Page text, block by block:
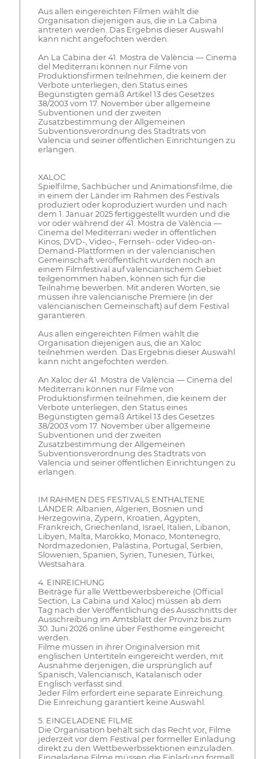
Aus allen eingereichten Filmen wählt die
Organisation diejenigen aus, die in La Cabina
antreten werden. Das Ergebnis dieser Auswahl
kann nicht angefochten werden.
An La Cabina der 41. Mostra de València — Cinema
del Mediterrani können nur Filme von
Produktionsfirmen teilnehmen, die keinem der
Verbote unterliegen, den Status eines
Begünstigten gemäß Artikel 13 des Gesetzes
38/2003 vom 17. November über allgemeine
Subventionen und der zweiten
Zusatzbestimmung der Allgemeinen
Subventionsverordnung des Stadtrats von
Valencia und seiner öffentlichen Einrichtungen zu
erlangen.
XALOC
Spielfilme, Sachbücher und Animationsfilme, die
in einem der Länder im Rahmen des Festivals
produziert oder koproduziert wurden und nach
dem 1. Januar 2025 fertiggestellt wurden und die
vor oder während der 41. Mostra de València —
Cinema del Mediterrani weder in öffentlichen
Kinos, DVD-, Video-, Fernseh- oder Video-on-
Demand-Plattformen in der valencianischen
Gemeinschaft veröffentlicht wurden noch an
einem Filmfestival auf valencianischem Gebiet
teilgenommen haben, können sich für die
Teilnahme bewerben. Mit anderen Worten, sie
müssen ihre valencianische Premiere (in der
valencianischen Gemeinschaft) auf dem Festival
garantieren.
Aus allen eingereichten Filmen wählt die
Organisation diejenigen aus, die an Xaloc
teilnehmen werden. Das Ergebnis dieser Auswahl
kann nicht angefochten werden.
An Xaloc der 41. Mostra de València — Cinema del
Mediterrani können nur Filme von
Produktionsfirmen teilnehmen, die keinem der
Verbote unterliegen, den Status eines
Begünstigten gemäß Artikel 13 des Gesetzes
38/2003 vom 17. November über allgemeine
Subventionen und der zweiten
Zusatzbestimmung der Allgemeinen
Subventionsverordnung des Stadtrats von
Valencia und seiner öffentlichen Einrichtungen zu
erlangen.
IM RAHMEN DES FESTIVALS ENTHALTENE
LÄNDER: Albanien, Algerien, Bosnien und
Herzegowina, Zypern, Kroatien, Ägypten,
Frankreich, Griechenland, Israel, Italien, Libanon,
Libyen, Malta, Marokko, Monaco, Montenegro,
Nordmazedonien, Palästina, Portugal, Serbien,
Slowenien, Spanien, Syrien, Tunesien, Türkei,
Westsahara.
4. EINREICHUNG
Beiträge für alle Wettbewerbsbereiche (Official
Section, La Cabina und Xaloc) müssen ab dem
Tag nach der Veröffentlichung des Ausschnitts der
Ausschreibung im Amtsblatt der Provinz bis zum
30. Juni 2026 online über Festhome eingereicht
werden.
Filme müssen in ihrer Originalversion mit
englischen Untertiteln eingereicht werden, mit
Ausnahme derjenigen, die ursprünglich auf
Spanisch, Valencianisch, Katalanisch oder
Englisch verfasst sind.
Jeder Film erfordert eine separate Einreichung.
Die Einreichung garantiert keine Auswahl.
5. EINGELADENE FILME
Die Organisation behält sich das Recht vor, Filme
jederzeit vor dem Festival per formeller Einladung
direkt zu den Wettbewerbssektionen einzuladen.